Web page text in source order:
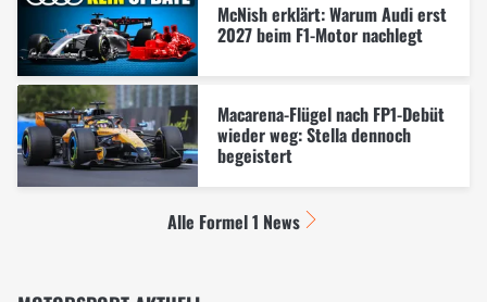
McNish erklärt: Warum Audi erst
2027 beim F1-Motor nachlegt
Macarena-Flügel nach FP1-Debüt
wieder weg: Stella dennoch
begeistert
Alle Formel 1 News